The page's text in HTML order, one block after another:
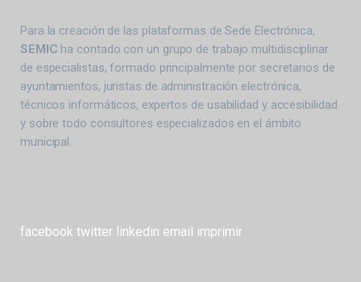
Para la creación de las plataformas de Sede Electrónica,
SEMIC ha contado con un grupo de trabajo multidisciplinar
de especialistas, formado principalmente por secretarios de
ayuntamientos, juristas de administración electrónica,
técnicos informáticos, expertos de usabilidad y accesibilidad
y sobre todo consultores especializados en el ámbito
municipal.
facebook twitter linkedin email imprimir